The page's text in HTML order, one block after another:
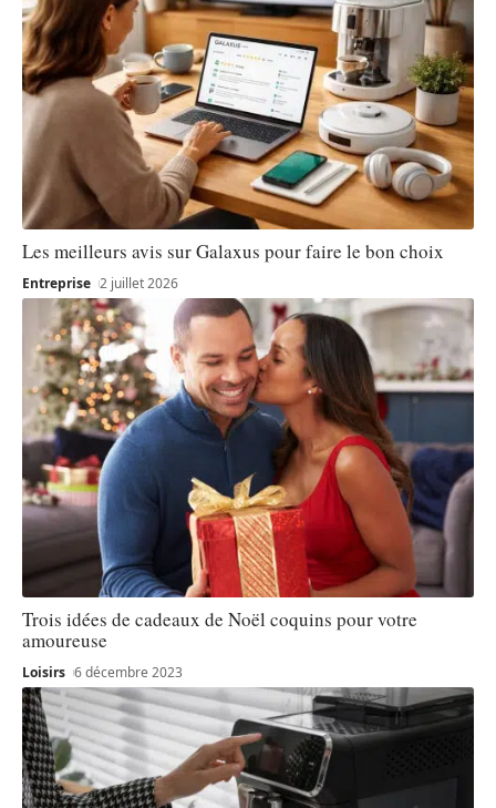
Les meilleurs avis sur Galaxus pour faire le bon choix
Entreprise 2 juillet 2026
Trois idées de cadeaux de Noël coquins pour votre
amoureuse
Loisirs 6 décembre 2023